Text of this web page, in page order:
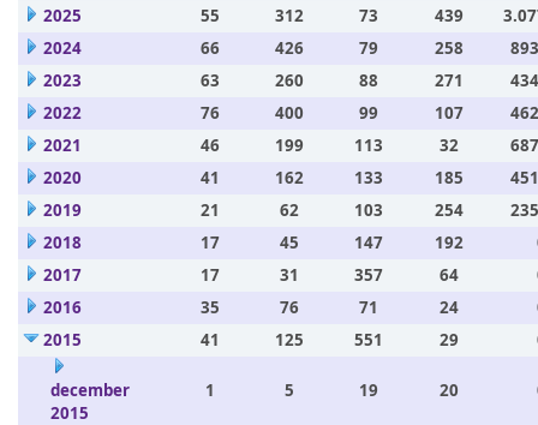
2025
55 312 73 439
2024
66 426 79 258
2023
63 260 88 271
2022
76 400 99 107
2021
46 199 113 32
2020
41 162 133 185
2019
21 62 103 254
2018
17 45 147 192
2017
17 31 357 64
2016
35 76 71 24
2015
41 125 551 29
december
2015
1 5 19 20